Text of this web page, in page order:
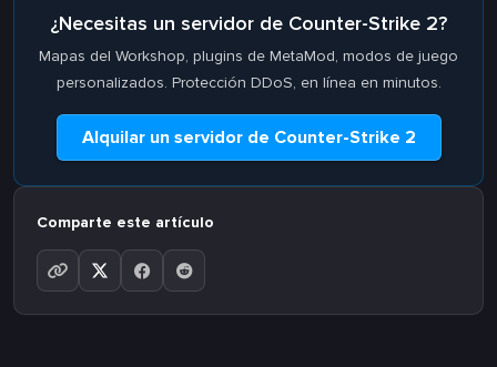
¿Necesitas un servidor de Counter-Strike 2?
Mapas del Workshop, plugins de MetaMod, modos de juego
personalizados. Protección DDoS, en línea en minutos.
Alquilar un servidor de Counter-Strike 2
Comparte este artículo